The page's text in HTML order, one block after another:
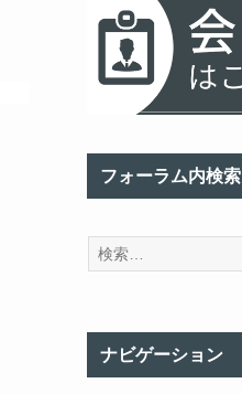
フォーラム内検索
ナビゲーション